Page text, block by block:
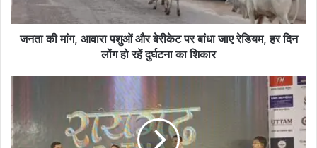
पर
बांधा
जाए
रहें
दुर्घटना
जनता की मांग, आवारा पशुओं और बेरीकेट पर बांधा जाए रेडियम, हर दिन
लोंग हो रहें दुर्घटना का शिकार
लेकर
विधायक